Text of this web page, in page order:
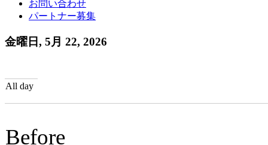
お問い合わせ
パートナー募集
金曜日, 5月 22, 2026
All day
Before